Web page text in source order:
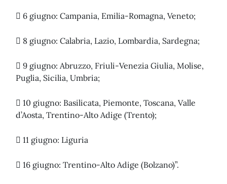
 6 giugno: Campania, Emilia-Romagna, Veneto;
 8 giugno: Calabria, Lazio, Lombardia, Sardegna;
 9 giugno: Abruzzo, Friuli-Venezia Giulia, Molise,
Puglia, Sicilia, Umbria;
 10 giugno: Basilicata, Piemonte, Toscana, Valle
d’Aosta, Trentino-Alto Adige (Trento);
 11 giugno: Liguria
 16 giugno: Trentino-Alto Adige (Bolzano)”.